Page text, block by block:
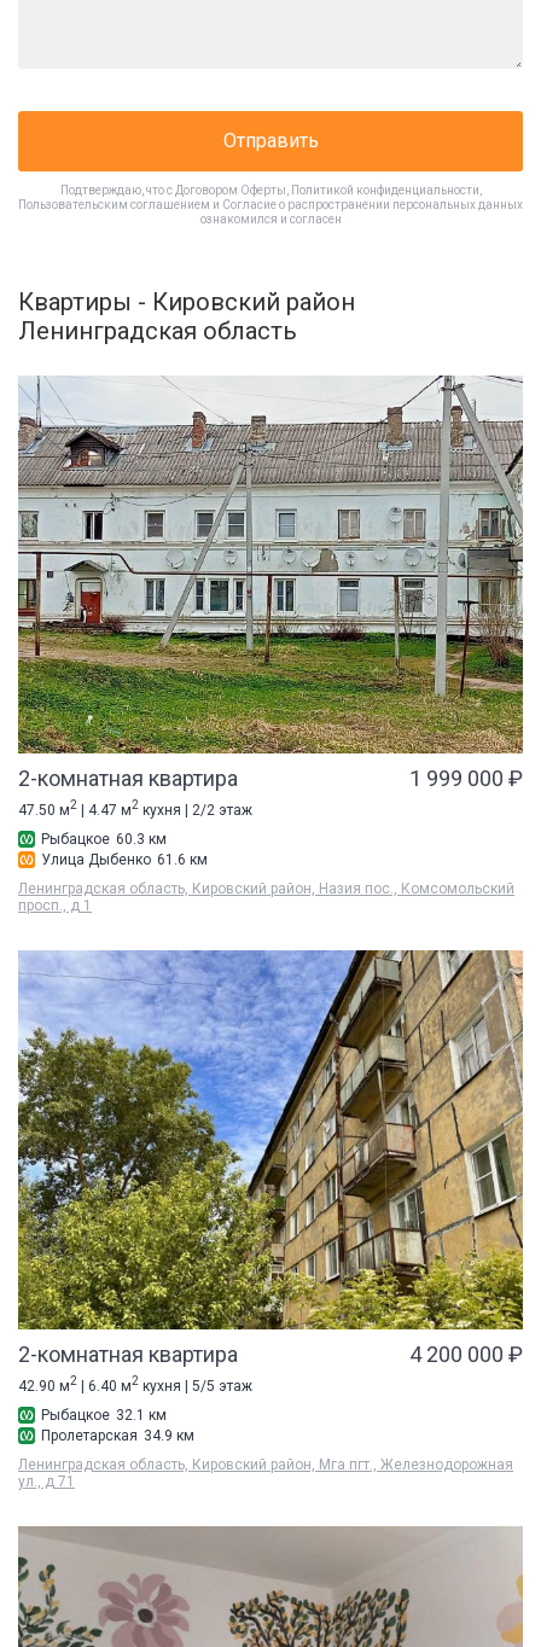
Отправить
Подтверждаю, что с Договором Оферты Политикой конфиденциальности
Пользовательским соглашением и Согласие о распространении персональных данных
ознакомился и согласен
Квартиры - Кировский район
Ленинградская область
2-комнатная квартира 1 999 000 ₽
47.50 м2 | 4.47 м2 кухня | 2/2 этаж
Рыбацкое 60.3 км
Улица Дыбенко 61.6 км
Ленинградская область, Кировский район, Назия пос., Комсомольский
просп., д 1
2-комнатная квартира 4 200 000 ₽
42.90 м2 | 6.40 м2 кухня | 5/5 этаж
Рыбацкое 32.1 км
Пролетарская 34.9 км
Ленинградская область, Кировский район, Мга пгт., Железнодорожная
ул., д 71